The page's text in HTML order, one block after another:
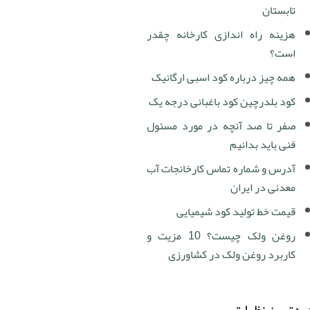
تابستان
هزینه راه اندازی کارخانه چقدر
است؟
همه چیز درباره کود اسبی ارگانیک
کود بلدرچین کود باغبانی درجه یک
صفر تا صد آنچه در مورد مسئول
فنی باید بدانیم
آدرس و شماره تماس کارخانجات آب
معدنی در ایران
قیمت خط تولید کود شیمیایی
روغن ولک چیست؟ 10 مزیت و
کاربرد روغن ولک در کشاورزی